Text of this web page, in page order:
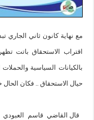
مع نهاية كانون ثاني الجاري
اقتراب الاستحقاق باتت
بالكيانات السياسية والحملات
حيال الاستحقاق .. فكان الحال
قال القاضي قاسم